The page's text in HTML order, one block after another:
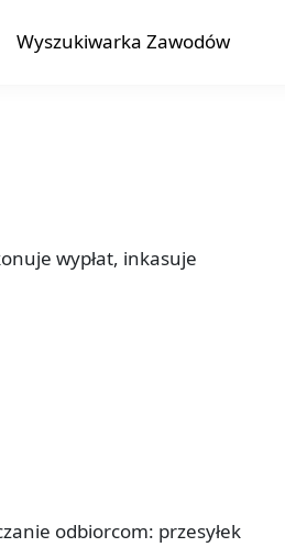
Wyszukiwarka Zawodów
wypłat, inkasuje
odbiorcom: przesyłek